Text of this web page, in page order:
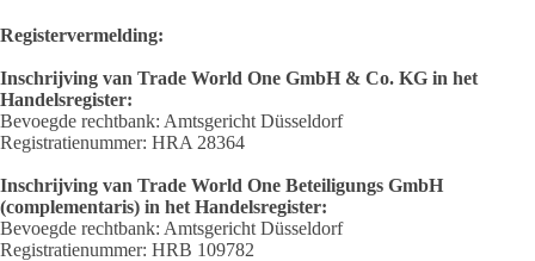
Registervermelding:
Inschrijving van Trade World One GmbH & Co. KG in het
Handelsregister:
Bevoegde rechtbank: Amtsgericht Düsseldorf
Registratienummer: HRA 28364
Inschrijving van Trade World One Beteiligungs GmbH
(complementaris) in het Handelsregister:
Bevoegde rechtbank: Amtsgericht Düsseldorf
Registratienummer: HRB 109782